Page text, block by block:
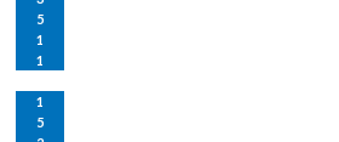
5
1
1
1
5